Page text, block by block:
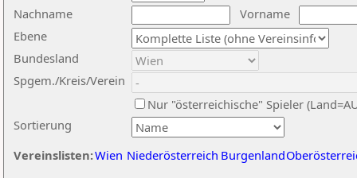
Nachname
Vorname
Ebene
Sortierung
Bundesland
Spgem./Kreis/Verein
Nur "österreichische" Spieler
Vereinslisten:Wien Niederösterreich Burgenland